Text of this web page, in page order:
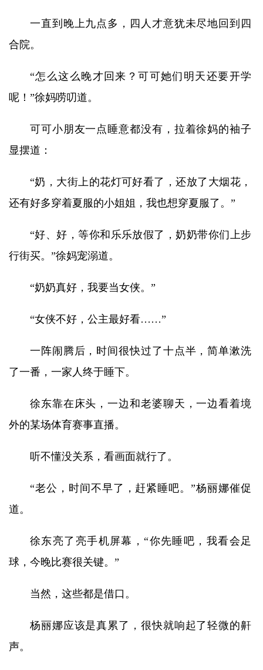
一直到晚上九点多，四人才意犹未尽地回到四
合院。
“怎么这么晚才回来？可可她们明天还要开学
呢！”徐妈唠叨道。
可可小朋友一点睡意都没有，拉着徐妈的袖子
显摆道：
“奶，大街上的花灯可好看了，还放了大烟花，
还有好多穿着夏服的小姐姐，我也想穿夏服了。”
“好、好，等你和乐乐放假了，奶奶带你们上步
行街买。”徐妈宠溺道。
“奶奶真好，我要当女侠。”
“女侠不好，公主最好看……”
一阵闹腾后，时间很快过了十点半，简单漱洗
了一番，一家人终于睡下。
徐东靠在床头，一边和老婆聊天，一边看着境
外的某场体育赛事直播。
听不懂没关系，看画面就行了。
“老公，时间不早了，赶紧睡吧。”杨丽娜催促
道。
徐东亮了亮手机屏幕，“你先睡吧，我看会足
球，今晚比赛很关键。”
当然，这些都是借口。
杨丽娜应该是真累了，很快就响起了轻微的鼾
声。